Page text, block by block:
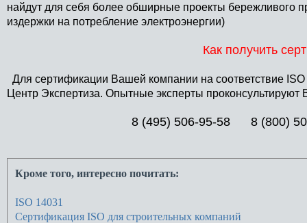
найдут для себя более обширные проекты бережливого
издержки на потребление электроэнергии)
Как получить
Для сертификации Вашей компании на соответствие
Центр Экспертиза. Опытные эксперты
8 (495) 506-95-58 8 (800)
Кроме того, интересно почитать:
ISO 14031
Сертификация ISO для строительных компаний